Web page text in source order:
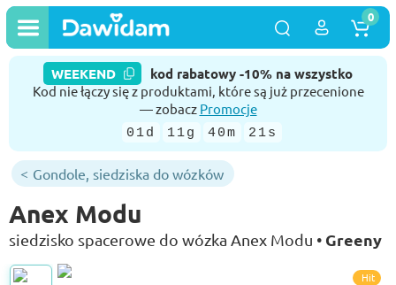
WEEKEND kod rabatowy -10% na wszystko
Kod nie łączy się z produktami, które są już przecenione
— zobacz Promocje
01d 11g 40m 20s
0
Gondole, siedziska do wózków
Anex Modu
siedzisko spacerowe do wózka Anex Modu • Greeny
Hit